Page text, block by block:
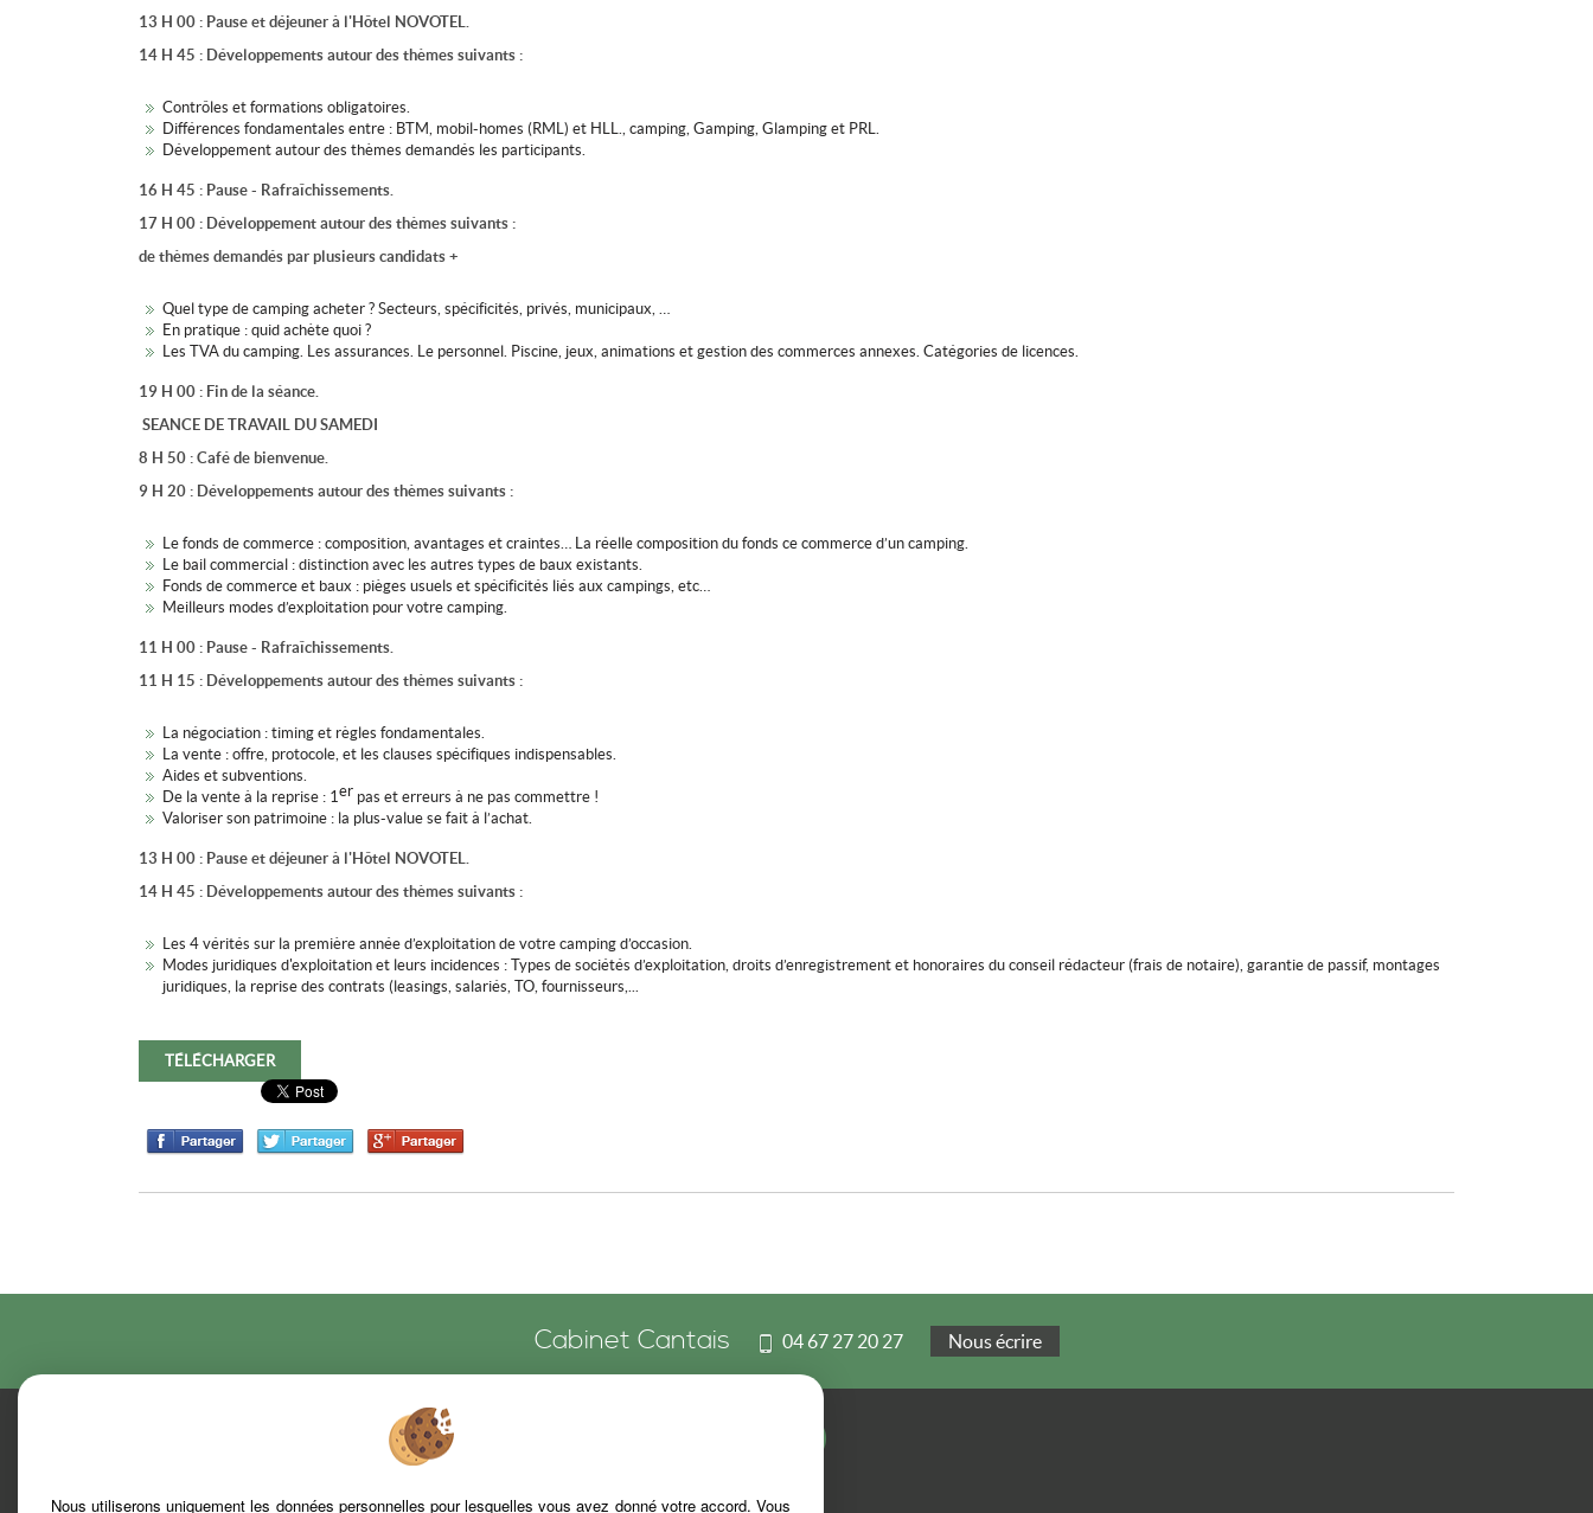
13 H 00 : Pause et déjeuner à l'Hôtel NOVOTEL.
14 H 45 : Développements autour des thèmes suivants :
Contrôles et formations obligatoires.
Différences fondamentales entre : BTM, mobil-homes (RML) et HLL., camping, Gamping, Glamping et PRL.
Développement autour des thèmes demandés les participants.
16 H 45 : Pause - Rafraîchissements.
17 H 00 : Développement autour des thèmes suivants :
de thèmes demandés par plusieurs candidats +
Quel type de camping acheter ? Secteurs, spécificités, privés, municipaux, …
En pratique : quid achète quoi ?
Les TVA du camping. Les assurances. Le personnel. Piscine, jeux, animations et gestion des commerces annexes. Catégories de licences.
19 H 00 : Fin de la séance.
SEANCE DE TRAVAIL DU SAMEDI
8 H 50 : Café de bienvenue.
9 H 20 : Développements autour des thèmes suivants :
Le fonds de commerce : composition, avantages et craintes… La réelle composition du fonds ce commerce d’un camping.
Le bail commercial : distinction avec les autres types de baux existants.
Fonds de commerce et baux : pièges usuels et spécificités liés aux campings, etc…
Meilleurs modes d’exploitation pour votre camping.
11 H 00 : Pause - Rafraîchissements.
11 H 15 : Développements autour des thèmes suivants :
La négociation : timing et règles fondamentales.
La vente : offre, protocole, et les clauses spécifiques indispensables.
Aides et subventions.
De la vente à la reprise : 1er pas et erreurs à ne pas commettre !
Valoriser son patrimoine : la plus-value se fait à l’achat.
13 H 00 : Pause et déjeuner à l'Hôtel NOVOTEL.
14 H 45 : Développements autour des thèmes suivants :
Les 4 vérités sur la première année d’exploitation de votre camping d’occasion.
Modes juridiques d'exploitation et leurs incidences : Types de sociétés d’exploitation, droits d’enregistrement et honoraires du conseil rédacteur (frais de notaire), garantie de passif, montages
juridiques, la reprise des contrats (leasings, salariés, TO, fournisseurs,...
TÉLÉCHARGER
Cabinet Cantais 04 67 27 20 27 Nous écrire
Nous utiliserons uniquement les données personnelles pour lesquelles vous avez donné votre accord. Vous